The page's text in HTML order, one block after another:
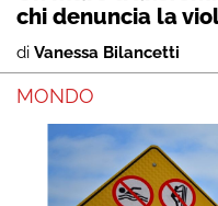
chi denuncia la
di Vanessa Bilancetti
MONDO